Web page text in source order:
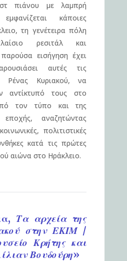
πιάνου με λαμπρή
κάποιες
τη γενέτειρα πόλη
ρεσιτάλ και
εισήγηση έχει
αυτές τις
Ρένας Κυριακού, να
αντίκτυπό τους στο
τον τύπο και της
εποχής, αναζητώντας
πολιτιστικές
κατά τις πρώτες
αιώνα στο Ηράκλειο.
Τα αρχεία της
στην ΕΚΙΜ /
Κρήτης και
Βουδούρη»